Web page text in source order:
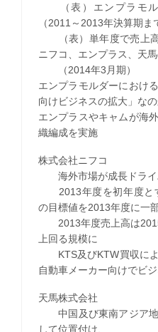
（表）エンプラモル
（2011～2013年決算期ま
（表）単年度で売上高
ニフコ、エンプラス、天
（2014年3月期）
エンプラモルダーにおけ
向けビジネスの拡大」なの
エンプラスやキャムが海
織編成を実施
株式会社ニフコ
海外市場が成長ドライ
2013年度を初年度と
の目標値を2013年度に一
2013年度売上高は
上回る規模に
KTS及びKTW買収によ
自動車メーカー向けでビ
天馬株式会社
中国及び東南アジア地
して位置付け、